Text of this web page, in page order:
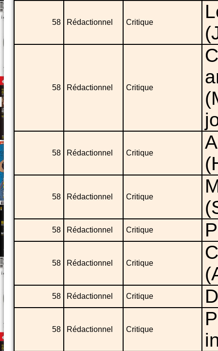
58 Rédactionnel Critique
58 Rédactionnel Critique
58 Rédactionnel Critique
58 Rédactionnel Critique
58 Rédactionnel Critique
58 Rédactionnel Critique
58 Rédactionnel Critique
58 Rédactionnel Critique